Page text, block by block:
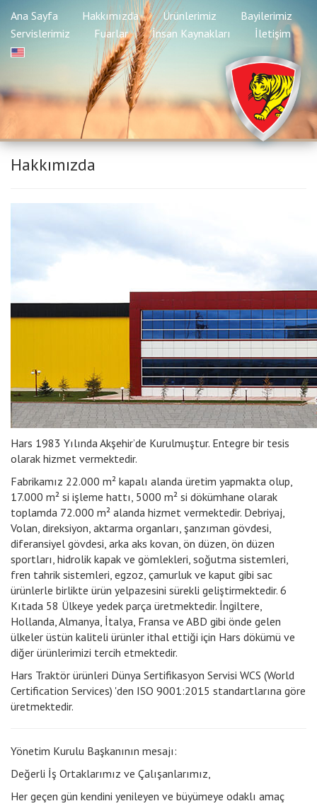
Ana Sayfa Hakkımızda Ürünlerimiz
Bayilerimiz
Servislerimiz
Fuarlar İnsan Kaynakları İletişim
Hakkımızda
Hars 1983 Yılında Akşehir’de Kurulmuştur. Entegre bir tesis
olarak hizmet vermektedir.
Fabrikamız 22.000 m² kapalı alanda üretim yapmakta olup,
17.000 m² si işleme hattı, 5000 m² si dökümhane olarak
toplamda 72.000 m² alanda hizmet vermektedir. Debriyaj,
Volan, direksiyon, aktarma organları, şanzıman gövdesi,
diferansiyel gövdesi, arka aks kovan, ön düzen, ön düzen
sportları, hidrolik kapak ve gömlekleri, soğutma sistemleri,
fren tahrik sistemleri, egzoz, çamurluk ve kaput gibi sac
ürünlerle birlikte ürün yelpazesini sürekli geliştirmektedir. 6
Kıtada 58 Ülkeye yedek parça üretmektedir. İngiltere,
Hollanda, Almanya, İtalya, Fransa ve ABD gibi önde gelen
ülkeler üstün kaliteli ürünler ithal ettiği için Hars dökümü ve
diğer ürünlerimizi tercih etmektedir.
Hars Traktör ürünleri Dünya Sertifikasyon Servisi WCS (World
Certification Services) 'den ISO 9001:2015 standartlarına göre
üretmektedir.
Yönetim Kurulu Başkanının mesajı:
Değerli İş Ortaklarımız ve Çalışanlarımız,
Her geçen gün kendini yenileyen ve büyümeye odaklı amaç